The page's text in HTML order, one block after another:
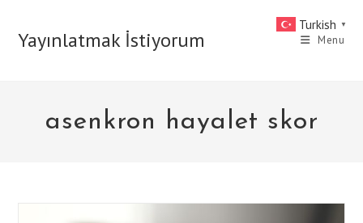
contentYayınlatmak İstiyorum Menu
asenkron hayalet skor
Turkish ▼